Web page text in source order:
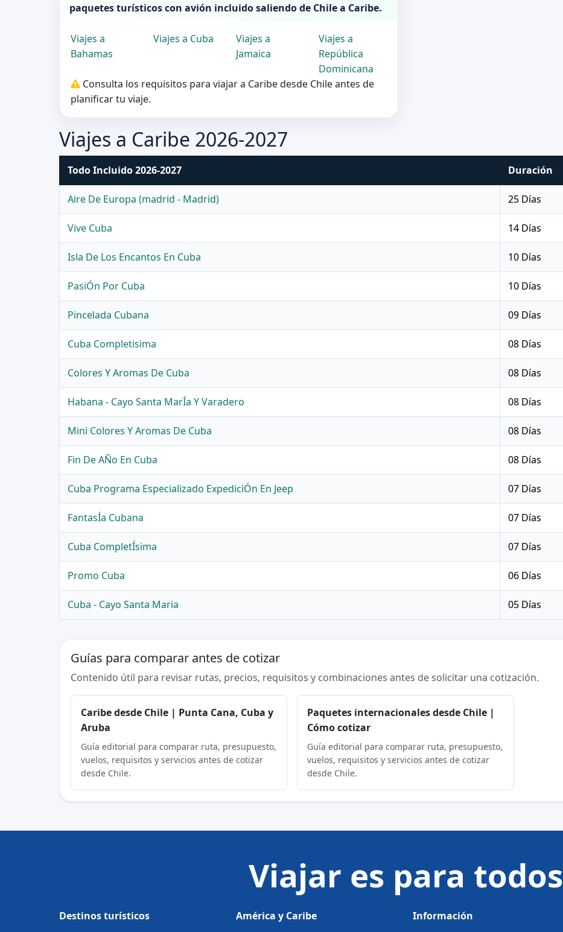
paquetes turísticos con avión incluido saliendo de Chilea Caribe.
Viajes a
Bahamas
Viajes a Cuba
Viajes a
Jamaica
Viajes a
República
Dominicana
Consulta los requisitos para viajar a Caribe desde Chile antes de
planificar tu viaje.
Viajes a Caribe 2026-2027
Todo Incluido 2026-2027 Duración
Aire De Europa (madrid - Madrid) 25 Días
Vive Cuba 14 Días
Isla De Los Encantos En Cuba 10 Días
PasiÓn Por Cuba 10 Días
Pincelada Cubana 09 Días
Cuba Completisima 08 Días
Colores Y Aromas De Cuba 08 Días
Habana - Cayo Santa MarÍa Y Varadero 08 Días
Mini Colores Y Aromas De Cuba 08 Días
Fin De AÑo En Cuba 08 Días
Cuba Programa Especializado ExpediciÓn En Jeep 07 Días
FantasÍa Cubana 07 Días
Cuba CompletÍsima 07 Días
Promo Cuba 06 Días
Cuba - Cayo Santa Maria 05 Días
Guías para comparar antes de cotizar
Contenido útil para revisar rutas, precios, requisitos y combinaciones antes de solicitar una cotización.
Caribe desde Chile | Punta Cana, Cuba y
Aruba
Guía editorial para comparar ruta, presupuesto,
vuelos, requisitos y servicios antes de cotizar
desde Chile.
Paquetes internacionales desde Chile |
Cómo cotizar
Guía editorial para comparar ruta, presupuesto,
vuelos, requisitos y servicios antes de cotizar
desde Chile.
Viajar es para todos
Destinos turísticos América y Caribe Información